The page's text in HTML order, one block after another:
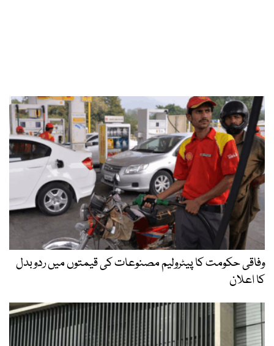
وفاقی حکومت کا پیٹرولیم مصنوعات کی قیمتوں میں ردوبدل
کا اعلان